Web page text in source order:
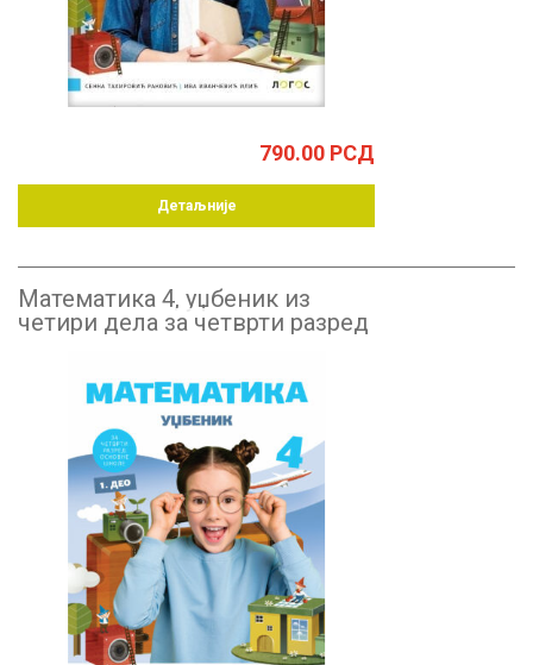
790.00 РСД
Детаљније
Математика 4, уџбеник из
четири дела за четврти разред